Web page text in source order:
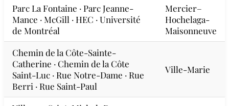
Parc La Fontaine · Parc Jeanne-
Mance · McGill · HEC · Université
de Montréal
Mercier–
Hochelaga-
Maisonneuve
Chemin de la Côte-Sainte-
Catherine · Chemin de la Côte
Saint-Luc · Rue Notre-Dame · Rue
Berri · Rue Saint-Paul
Ville-Marie